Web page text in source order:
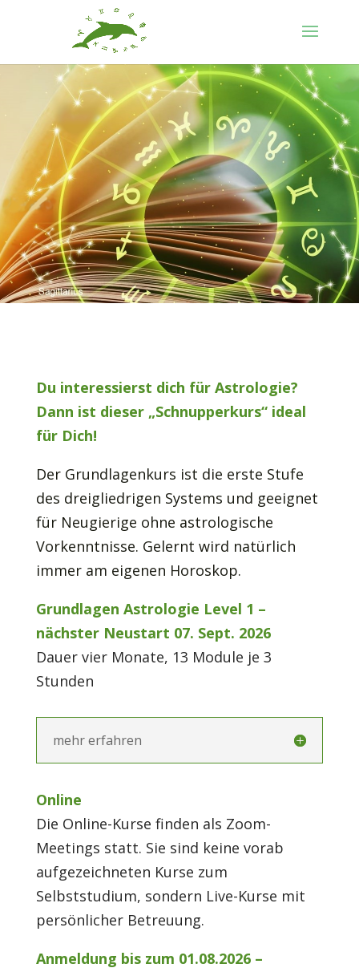
Du interessierst dich für Astrologie?
Dann ist dieser „Schnupperkurs“ ideal
für Dich!
Der Grundlagenkurs ist die erste Stufe
des dreigliedrigen Systems und geeignet
für Neugierige ohne astrologische
Vorkenntnisse. Gelernt wird natürlich
immer am eigenen Horoskop.
Grundlagen Astrologie Level 1 –
nächster Neustart 07. Sept. 2026
Dauer vier Monate, 13 Module je 3
Stunden
mehr erfahren
Online
Die Online-Kurse finden als Zoom-
Meetings statt. Sie sind keine vorab
aufgezeichneten Kurse zum
Selbststudium, sondern Live-Kurse mit
persönlicher Betreuung.
Anmeldung bis zum 01.08.2026 –